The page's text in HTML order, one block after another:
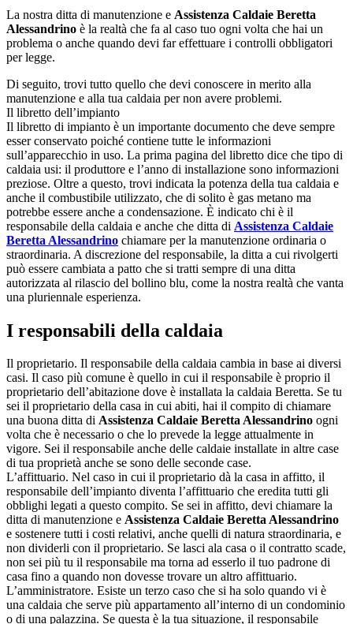
La nostra ditta di manutenzione e Assistenza Caldaie Beretta
Alessandrino è la realtà che fa al caso tuo ogni volta che hai un
problema o anche quando devi far effettuare i controlli obbligatori
per legge.
Di seguito, trovi tutto quello che devi conoscere in merito alla
manutenzione e alla tua caldaia per non avere problemi.
Il libretto dell’impianto
Il libretto di impianto è un importante documento che deve sempre
esser conservato poiché contiene tutte le informazioni
sull’apparecchio in uso. La prima pagina del libretto dice che tipo di
caldaia usi: il produttore e l’anno di installazione sono informazioni
preziose. Oltre a questo, trovi indicata la potenza della tua caldaia e
anche il combustibile utilizzato, che di solito è gas metano ma
potrebbe essere anche a condensazione. È indicato chi è il
responsabile della caldaia e anche che ditta di Assistenza Caldaie
Beretta Alessandrino chiamare per la manutenzione ordinaria o
straordinaria. A discrezione del responsabile, la ditta a cui rivolgerti
può essere cambiata a patto che si tratti sempre di una ditta
autorizzata al rilascio del bollino blu, come la nostra realtà che vanta
una pluriennale esperienza.
I responsabili della caldaia
Il proprietario. Il responsabile della caldaia cambia in base ai diversi
casi. Il caso più comune è quello in cui il responsabile è proprio il
proprietario dell’abitazione dove è installata la caldaia Beretta. Se tu
sei il proprietario della casa in cui abiti, hai il compito di chiamare
una buona ditta di Assistenza Caldaie Beretta Alessandrino ogni
volta che è necessario o che lo prevede la legge attualmente in
vigore. Sei il responsabile anche delle caldaie installate in altre case
di tua proprietà anche se sono delle seconde case.
L’affittuario. Nel caso in cui il proprietario dà la casa in affitto, il
responsabile dell’impianto diventa l’affittuario che eredita tutti gli
obblighi legati a questo compito. Se sei in affitto, devi chiamare la
ditta di manutenzione e Assistenza Caldaie Beretta Alessandrino
e sostenere tutti i costi relativi, anche quelli di natura straordinaria, e
non dividerli con il proprietario. Se lasci ala casa o il contratto scade,
non sei più tu il responsabile ma torna ad esserlo il tuo padrone di
casa fino a quando non dovesse trovare un altro affittuario.
L’amministratore. Esiste un terzo caso che si ha solo quando vi è
una caldaia che serve più appartamento all’interno di un condominio
o di una palazzina. Se questa è la tua situazione, il responsabile